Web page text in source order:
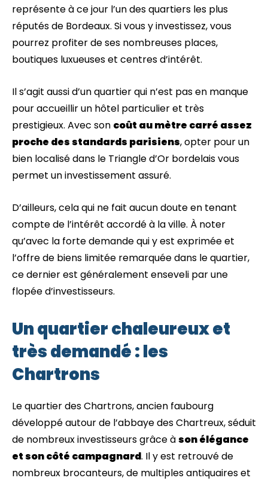
représente à ce jour l’un des quartiers les plus
réputés de Bordeaux. Si vous y investissez, vous
pourrez profiter de ses nombreuses places,
boutiques luxueuses et centres d’intérêt.
Il s’agit aussi d’un quartier qui n’est pas en manque
pour accueillir un hôtel particulier et très
prestigieux. Avec son coût au mètre carré assez
proche des standards parisiens, opter pour un
bien localisé dans le Triangle d’Or bordelais vous
permet un investissement assuré.
D’ailleurs, cela qui ne fait aucun doute en tenant
compte de l’intérêt accordé à la ville. À noter
qu’avec la forte demande qui y est exprimée et
l’offre de biens limitée remarquée dans le quartier,
ce dernier est généralement enseveli par une
flopée d’investisseurs.
Un quartier chaleureux et
très demandé : les
Chartrons
Le quartier des Chartrons, ancien faubourg
développé autour de l’abbaye des Chartreux, séduit
de nombreux investisseurs grâce àson élégance
et son côté campagnard. Il y est retrouvé de
nombreux brocanteurs, de multiples antiquaires et